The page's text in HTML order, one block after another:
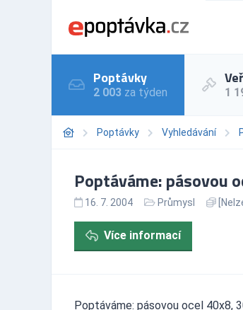
Poptávky
2 003 za týden 1
Poptávky Vyhledávání
Poptáváme: pásovou
16. 7. 2004 Průmysl
Více informací
Poptáváme: pásovou ocel 40x8,